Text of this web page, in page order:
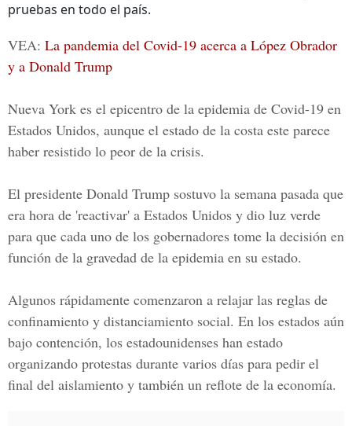
pruebas en todo el país.
VEA: La pandemia del Covid-19 acerca a López Obrador
y a Donald Trump
Nueva York es el epicentro de la epidemia de Covid-19 en
Estados Unidos, aunque el estado de la costa este parece
haber resistido lo peor de la crisis.
El presidente Donald Trump sostuvo la semana pasada que
era hora de 'reactivar' a Estados Unidos y dio luz verde
para que cada uno de los gobernadores tome la decisión en
función de la gravedad de la epidemia en su estado.
Algunos rápidamente comenzaron a relajar las reglas de
confinamiento y distanciamiento social. En los estados aún
bajo contención, los estadounidenses han estado
organizando protestas durante varios días para pedir el
final del aislamiento y también un reflote de la economía.